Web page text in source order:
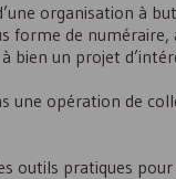
organisation à
forme de numéraire,
bien un projet
une opération de
outils pratiques